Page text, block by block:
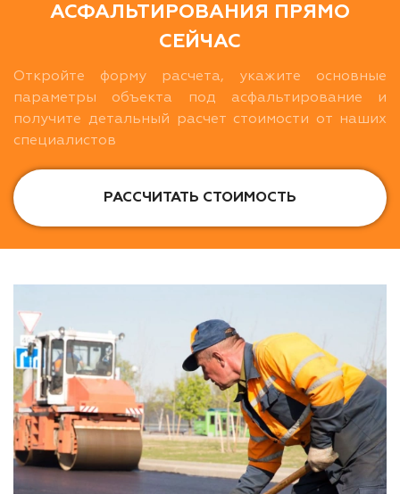
АСФАЛЬТИРОВАНИЯ ПРЯМО
СЕЙЧАС
Откройте форму расчета, укажите основные
параметры объекта под асфальтирование и
получите детальный расчет стоимости от наших
специалистов
РАССЧИТАТЬ СТОИМОСТЬ